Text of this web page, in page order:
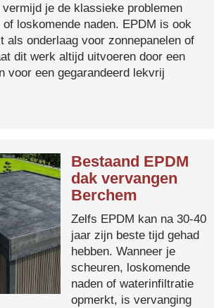
je de klassieke problemen
loskomende naden. EPDM is ook
als onderlaag voor zonnepanelen of
dit werk altijd uitvoeren door een
voor een gegarandeerd lekvrij
Bestaand EPDM
dak vervangen
Berchem
Zelfs EPDM kan na 30-40
jaar zijn beste tijd gehad
hebben. Wanneer je
scheuren, loskomende
naden of waterinfiltratie
opmerkt, is vervanging